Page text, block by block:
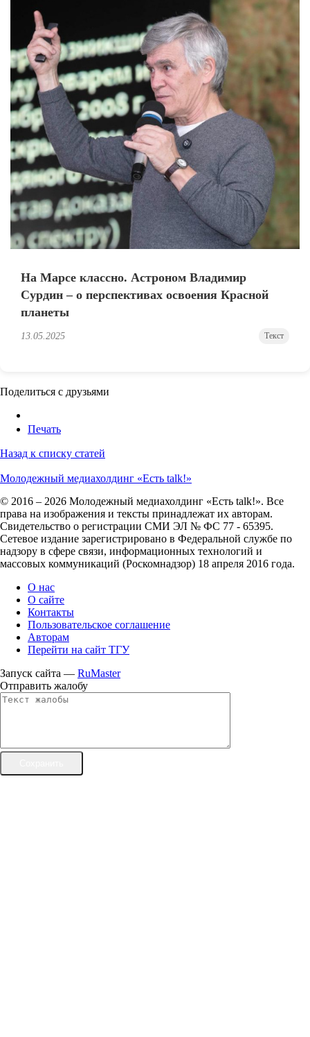
На Марсе классно. Астроном Владимир
Сурдин – о перспективах освоения Красной
планеты
13.05.2025 Текст
Поделиться с друзьями
Печать
Назад к списку статей
Молодежный медиахолдинг «Есть talk!»
© 2016 – 2026 Молодежный медиахолдинг «Есть talk!». Все
права на изображения и тексты принадлежат их авторам.
Свидетельство о регистрации СМИ ЭЛ № ФС 77 - 65395.
Сетевое издание зарегистрировано в Федеральной службе по
надзору в сфере связи, информационных технологий и
массовых коммуникаций (Роскомнадзор) 18 апреля 2016 года.
О нас
О сайте
Контакты
Пользовательское соглашение
Авторам
Перейти на сайт ТГУ
Запуск сайта — RuMaster
Отправить жалобу